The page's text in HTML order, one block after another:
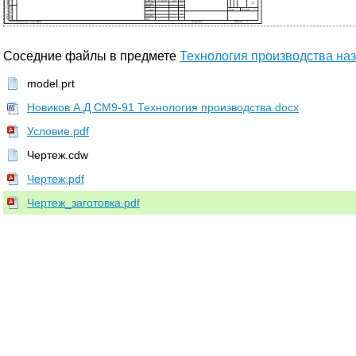
Соседние файлы в предмете Технология производства
model.prt
Новиков А.Д СМ9-91 Технология производства.docx
Условие.pdf
Чертеж.cdw
Чертеж.pdf
Чертеж_заготовка.pdf